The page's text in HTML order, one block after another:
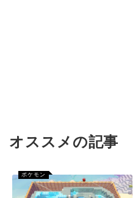
オススメの記事
ポケモン